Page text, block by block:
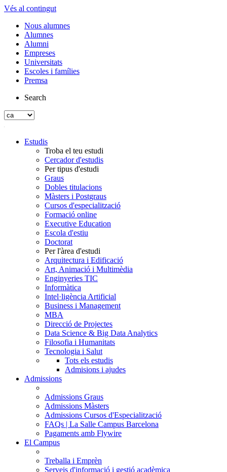
Vés al contingut
Nous alumnes
Alumnes
Alumni
Empreses
Universitats
Escoles i famílies
Premsa
Search
Estudis
Troba el teu estudi
Cercador d'estudis
Per tipus d'estudi
Graus
Dobles titulacions
Màsters i Postgraus
Cursos d'especialització
Formació online
Executive Education
Escola d'estiu
Doctorat
Per l'àrea d'estudi
Arquitectura i Edificació
Art, Animació i Multimèdia
Enginyeries TIC
Informàtica
Intel·ligència Artificial
Business i Management
MBA
Direcció de Projectes
Data Science & Big Data Analytics
Filosofia i Humanitats
Tecnologia i Salut
Tots els estudis
Admisions i ajudes
Admissions
Admissions Graus
Admissions Màsters
Admissions Cursos d'Especialització
FAQs | La Salle Campus Barcelona
Pagaments amb Flywire
El Campus
Treballa i Emprèn
Serveis d'informació i gestió acadèmica